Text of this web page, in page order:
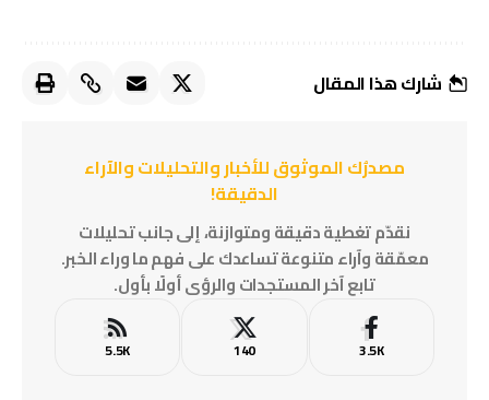
شارك هذا المقال
مصدرُك الموثوق للأخبار والتحليلات والآراء
الدقيقة!
نقدّم تغطية دقيقة ومتوازنة، إلى جانب تحليلات
معمّقة وآراء متنوعة تساعدك على فهم ما وراء الخبر.
تابع آخر المستجدات والرؤى أولًا بأول.
3.5K
140
5.5K